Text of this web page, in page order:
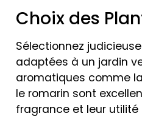
Choix des
Sélectionnez
adaptées à un jardin
aromatiques comme
le romarin sont
fragrance et leur utilité